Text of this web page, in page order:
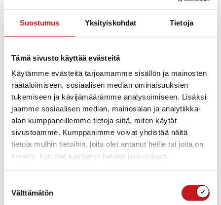
Suostumus Yksityiskohdat Tietoja
Tämä sivusto käyttää evästeitä
Käytämme evästeitä tarjoamamme sisällön ja mainosten
räätälöimiseen, sosiaalisen median ominaisuuksien
tukemiseen ja kävijämäärämme analysoimiseen. Lisäksi
jaamme sosiaalisen median, mainosalan ja analytiikka-
alan kumppaneillemme tietoja siitä, miten käytät
sivustoamme. Kumppanimme voivat yhdistää näitä
tietoja muihin tietoihin, joita olet antanut heille tai joita on
kerätty, kun olet käyttänyt heidän palvelujaan.
valinta
Välttämätön
Kyytiin voi lähteä mistä satamasta haluaa
KOSKEN PUOTIPIIKA avoinna
PE-LA 9-19 | SU 9-15
ANNA WILDROSEN
RUUSUN GALLERIA avoinna
PE 14-00 | LA 14-00 | SU 14-18
Huom.! Olet tervetullut vierailemaan Sahlbergin
lauantaina klo 12->
entisöityjä traktoreita, Pappa Tuntureita, moottorisahoja
vanhoja maatalouskoneita. Osoite: Kerkonkoskentie 1712